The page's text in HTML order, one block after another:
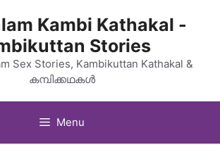
Kambi Kathakal -
Stories
Sex Stories, Kambikuttan Kathakal &
കമ്പിക്കഥകൾ
Menu